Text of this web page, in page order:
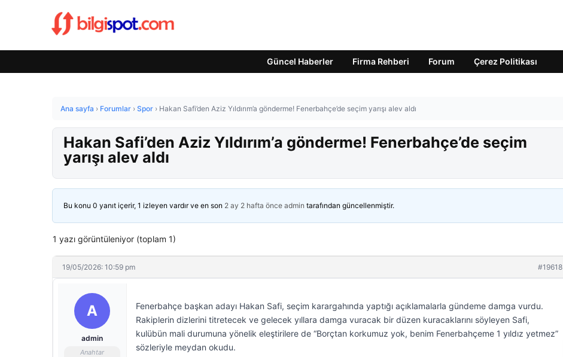
Güncel Haberler Firma Rehberi Forum Çerez Politikası
Ana sayfa › Forumlar › Spor › Hakan Safi’den Aziz Yıldırım’a gönderme! Fenerbahçe’de seçim yarışı alev aldı
Hakan Safi’den Aziz Yıldırım’a gönderme! Fenerbahçe’de seçim
yarışı alev aldı
Bu konu 0 yanıt içerir, 1 izleyen vardır ve en son 2 ay 2 hafta önce admin tarafından güncellenmiştir.
1 yazı görüntüleniyor (toplam 1)
19/05/2026: 10:59 pm #19618
A
admin
Anahtar
Fenerbahçe başkan adayı Hakan Safi, seçim karargahında yaptığı açıklamalarla gündeme damga vurdu.
Rakiplerin dizlerini titretecek ve gelecek yıllara damga vuracak bir düzen kuracaklarını söyleyen Safi,
kulübün mali durumuna yönelik eleştirilere de “Borçtan korkumuz yok, benim Fenerbahçeme 1 yıldız yetmez”
sözleriyle meydan okudu.